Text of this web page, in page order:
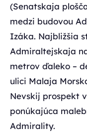
(Senatskaja
medzi budovou
Izáka. Najbližšia
Admiraltejskaja
metrov ďaleko –
ulici Malaja
Nevskij prospekt
ponúkajúca
Admirality.